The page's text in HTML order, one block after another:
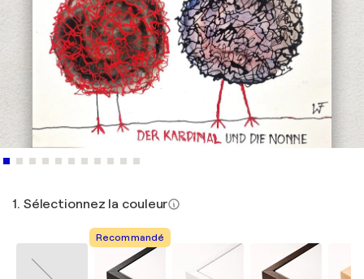
1. Sélectionnez la couleur
Recommandé